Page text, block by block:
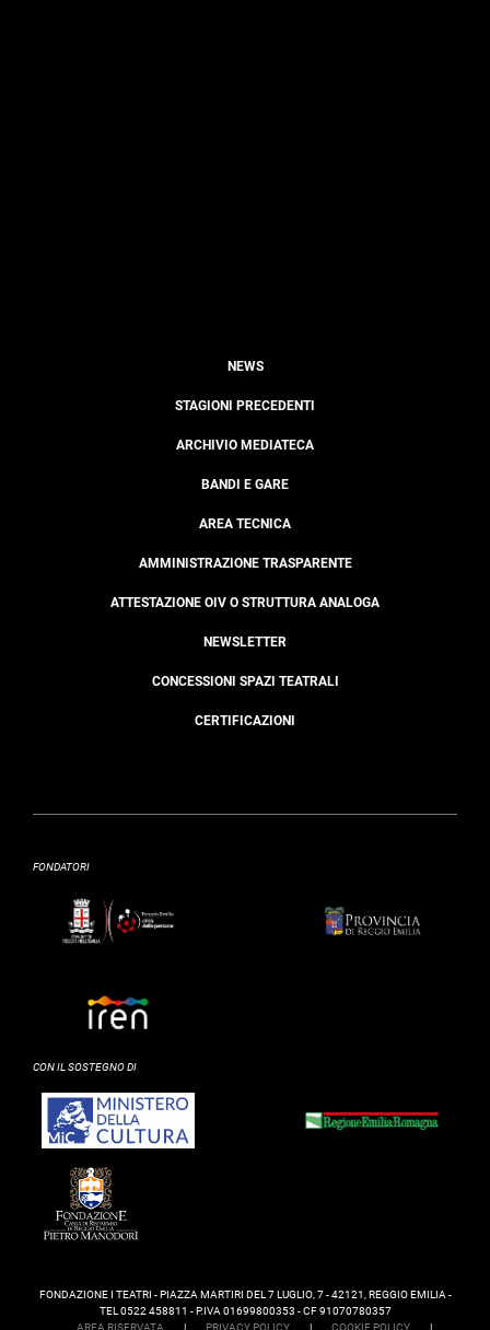
NEWS
STAGIONI PRECEDENTI
ARCHIVIO MEDIATECA
BANDI E GARE
AREA TECNICA
AMMINISTRAZIONE TRASPARENTE
ATTESTAZIONE OIV O STRUTTURA ANALOGA
NEWSLETTER
CONCESSIONI SPAZI TEATRALI
CERTIFICAZIONI
FONDATORI
CON IL SOSTEGNO DI
FONDAZIONE I TEATRI - PIAZZA MARTIRI DEL 7 LUGLIO, 7 - 42121, REGGIO EMILIA -
TEL 0522 458811 - P.IVA 01699800353 - CF 91070780357
AREA RISERVATA
| PRIVACY POLICY | COOKIE POLICY |